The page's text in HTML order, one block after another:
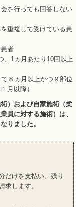
を行っても回答しない
重複して受けている患
者
1ヵ月あたり10回以上
８ヵ月以上かつ９部位
月以降）
）および自家施術（柔
員に対する施術）は、
りました。
だけを支払い、残り
求します。